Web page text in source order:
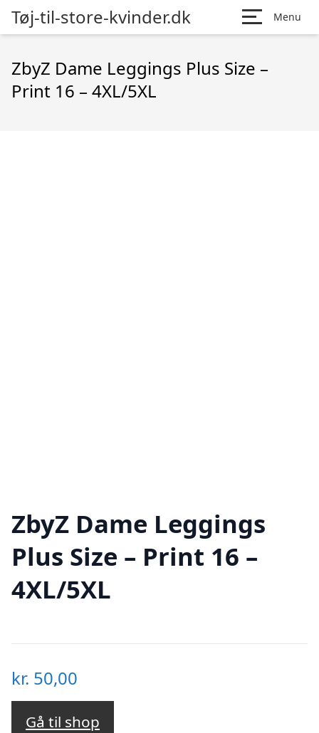
Tøj-til-store-kvinder.dk Menu
ZbyZ Dame Leggings Plus Size –
Print 16 – 4XL/5XL
ZbyZ Dame Leggings
Plus Size – Print 16 –
4XL/5XL
kr. 50,00
Gå til shop